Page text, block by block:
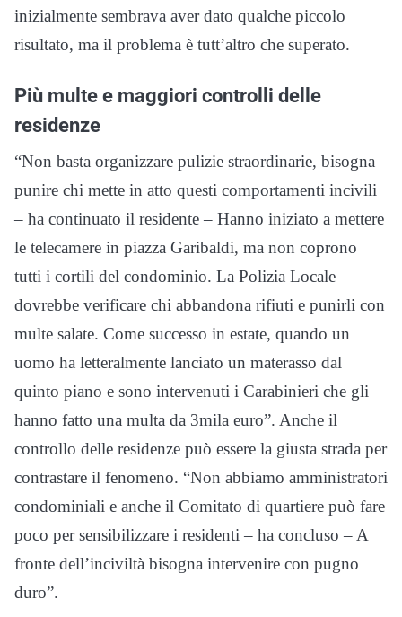
inizialmente sembrava aver dato qualche piccolo
risultato, ma il problema è tutt’altro che superato.
Più multe e maggiori controlli delle
residenze
“Non basta organizzare pulizie straordinarie, bisogna
punire chi mette in atto questi comportamenti incivili
– ha continuato il residente – Hanno iniziato a mettere
le telecamere in piazza Garibaldi, ma non coprono
tutti i cortili del condominio. La Polizia Locale
dovrebbe verificare chi abbandona rifiuti e punirli con
multe salate. Come successo in estate, quando un
uomo ha letteralmente lanciato un materasso dal
quinto piano e sono intervenuti i Carabinieri che gli
hanno fatto una multa da 3mila euro”. Anche il
controllo delle residenze può essere la giusta strada per
contrastare il fenomeno. “Non abbiamo amministratori
condominiali e anche il Comitato di quartiere può fare
poco per sensibilizzare i residenti – ha concluso – A
fronte dell’inciviltà bisogna intervenire con pugno
duro”.